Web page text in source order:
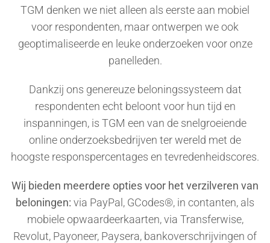
TGM denken we niet alleen als eerste aan mobiel
voor respondenten, maar ontwerpen we ook
geoptimaliseerde en leuke onderzoeken voor onze
panelleden.
Dankzij ons genereuze beloningssysteem dat
respondenten echt beloont voor hun tijd en
inspanningen, is TGM een van de snelgroeiende
online onderzoeksbedrijven ter wereld met de
hoogste responspercentages en tevredenheidscores.
Wij bieden meerdere opties voor het verzilveren van
beloningen: via PayPal, GCodes®, in contanten, als
mobiele opwaardeerkaarten, via Transferwise,
Revolut, Payoneer, Paysera, bankoverschrijvingen of